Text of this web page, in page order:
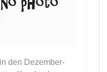
den Dezember-